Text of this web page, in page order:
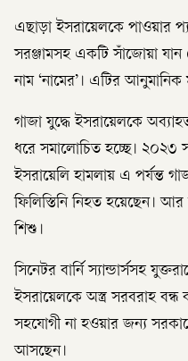
এছাড়া ইসরায়েলকে পাওয়ার
সরঞ্জামসহ একটি সাঁজোয়া যান
নাম ‘নামের’। এটির
গাজা যুদ্ধে ইসরায়েলকে অব্যাহত
ধরে সমালোচিত হচ্ছে। ২০২৩
ইসরায়েলি হামলায় এ পর্যন্ত
ফিলিস্তিনি নিহত হয়েছেন।
শিশু।
সিনেটর বার্নি স্যান্ডার্সসহ
ইসরায়েলকে অস্ত্র সরবরাহ
সহযোগী না হওয়ার জন্য
আসছেন।